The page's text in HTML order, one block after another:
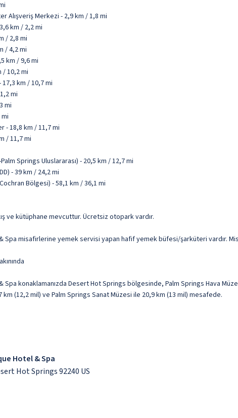
Alışveriş Merkezi - 2,9 km / 1,8 mi
km / 2,2 mi
/ 2,8 mi
/ 4,2 mi
km / 9,6 mi
/ 10,2 mi
km / 10,7 mi
mi
mi
- 18,8 km / 11,7 mi
/ 11,7 mi
Springs Uluslararası) - 20,5 km / 12,7 mi
- 39 km / 24,2 mi
Bölgesi) - 58,1 km / 36,1 mi
ve kütüphane mevcuttur. Ücretsiz otopark vardır.
Spa misafirlerine yemek servisi yapan hafif yemek büfesi/şarküteri vardır.
konaklamanızda Desert Hot Springs bölgesinde, Palm Springs Hava
km (12,2 mil) ve Palm Springs Sanat Müzesi ile 20,9 km (13 mil) mesafede.
Hotel & Spa
Hot Springs 92240 US